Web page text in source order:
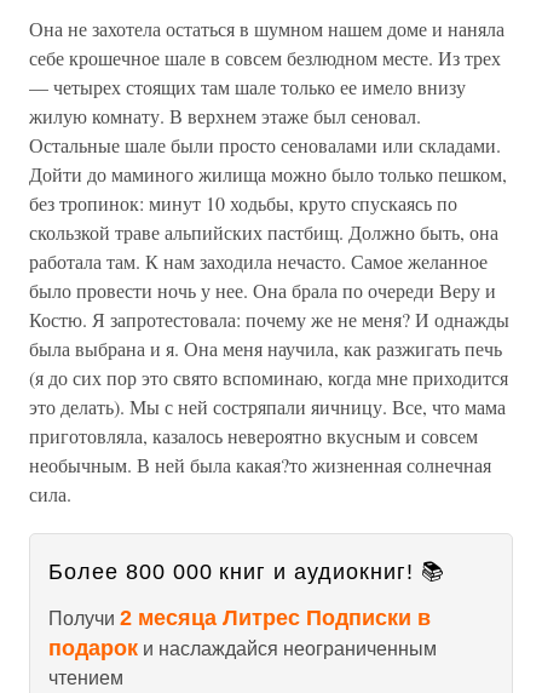
Она не захотела остаться в шумном нашем доме и наняла
себе крошечное шале в совсем безлюдном месте. Из трех
— четырех стоящих там шале только ее имело внизу
жилую комнату. В верхнем этаже был сеновал.
Остальные шале были просто сеновалами или складами.
Дойти до маминого жилища можно было только пешком,
без тропинок: минут 10 ходьбы, круто спускаясь по
скользкой траве альпийских пастбищ. Должно быть, она
работала там. К нам заходила нечасто. Самое желанное
было провести ночь у нее. Она брала по очереди Веру и
Костю. Я запротестовала: почему же не меня? И однажды
была выбрана и я. Она меня научила, как разжигать печь
(я до сих пор это свято вспоминаю, когда мне приходится
это делать). Мы с ней состряпали яичницу. Все, что мама
приготовляла, казалось невероятно вкусным и совсем
необычным. В ней была какая?то жизненная солнечная
сила.
Более 800 000 книг и аудиокниг! 📚
Получи 2 месяца Литрес Подписки в
подарок и наслаждайся неограниченным
чтением